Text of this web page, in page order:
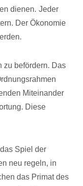
dienen. Jeder
Der Ökonomie
zu befördern. Das
Miteinander
Diese
Spiel der
neu regeln, in
das Primat des